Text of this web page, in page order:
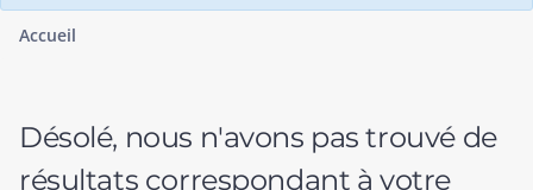
Accueil
Désolé, nous n'avons pas trouvé de
résultats correspondant à votre